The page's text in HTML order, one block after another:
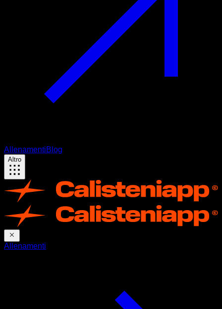
AllenamentiBlog
Altro
Allenamenti